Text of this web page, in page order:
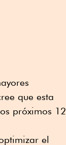
que esta
próximos 12
el